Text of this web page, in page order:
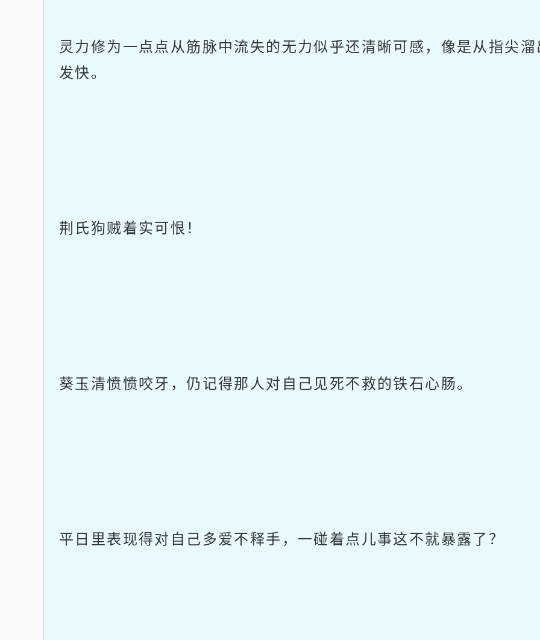
灵力修为一点点从筋脉中流失的无力似乎还清晰可感，像是从指尖
发快。
荆氏狗贼着实可恨！
葵玉清愤愤咬牙，仍记得那人对自己见死不救的铁石心肠。
平日里表现得对自己多爱不释手，一碰着点儿事这不就暴露了？